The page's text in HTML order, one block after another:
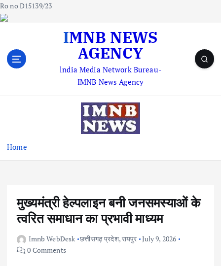
Ro no D15139/23
IMNB NEWS
AGENCY
lndia Media Network Bureau-
IMNB News Agency
Home
मुख्यमंत्री हेल्पलाइन बनी जनसमस्याओं के
त्वरित समाधान का प्रभावी माध्यम
Imnb WebDesk छत्तीसगढ़ प्रदेश,रायपुर July 9, 2026
0 Comments